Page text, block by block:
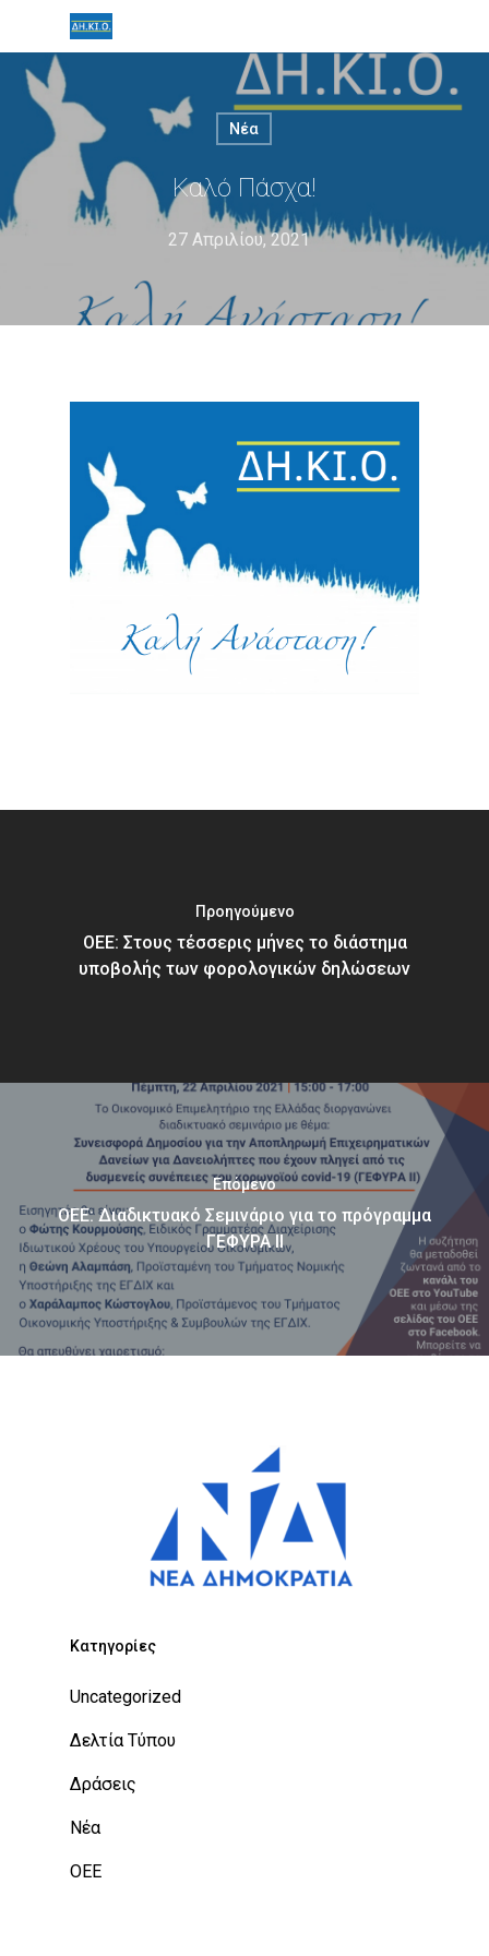
Νέα
Καλό Πάσχα!
27 Απριλίου, 2021
Προηγούμενο
ΟΕΕ: Στους τέσσερις μήνες το διάστημα
υποβολής των φορολογικών δηλώσεων
Επόμενο
ΟΕΕ: Διαδικτυακό Σεμινάριο για το πρόγραμμα
ΓΕΦΥΡΑ ΙΙ
Kατηγορίες
Uncategorized
Δελτία Τύπου
Δράσεις
Νέα
ΟΕΕ